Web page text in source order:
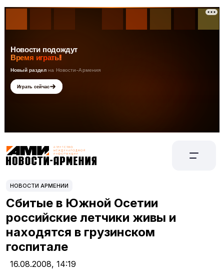
НОВОСТИ АРМЕНИИ
Сбитые в Южной Осетии
российские летчики живы и
находятся в грузинском
госпитале
16.08.2008, 14:19